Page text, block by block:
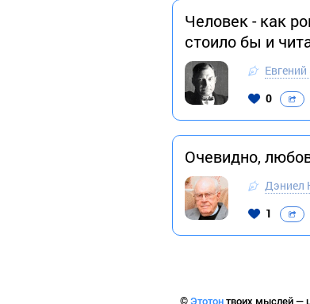
Человек - как
стоило бы и
0
Очевидно,
Дэниел
1
© Этотон твоих мыслей —